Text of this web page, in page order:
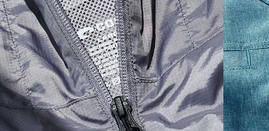
XL 23 30 3/4 27 1/2
2XL 24 31 3/4 28